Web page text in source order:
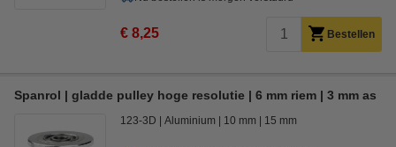
€ 8,25 Bestellen
Spanrol | gladde pulley hoge resolutie | 6 mm riem | 3 mm as
123-3D Aluminium 10 mm 15 mm